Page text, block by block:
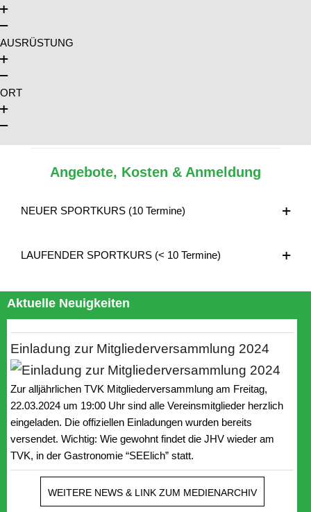
AUSRÜSTUNG
ORT
Angebote, Kosten & Anmeldung
NEUER SPORTKURS (10 Termine)
LAUFENDER SPORTKURS (< 10 Termine)
Aktuelle Neuigkeiten
Einladung zur Mitgliederversammlung 2024
Zur alljährlichen TVK Mitgliederversammlung am Freitag,
22.03.2024 um 19:00 Uhr sind alle Vereinsmitglieder herzlich
eingeladen. Die offiziellen Einladungen wurden bereits
versendet. Wichtig: Wie gewohnt findet die JHV wieder am
TVK, in der Gastronomie “SEElich” statt.
WEITERE NEWS & LINK ZUM MEDIENARCHIV